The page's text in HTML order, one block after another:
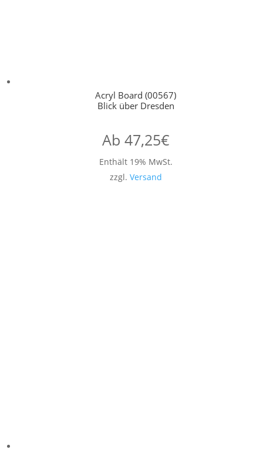
Acryl Board (00567)
Blick über Dresden
Ab 47,25€
Enthält 19% MwSt.
zzgl. Versand